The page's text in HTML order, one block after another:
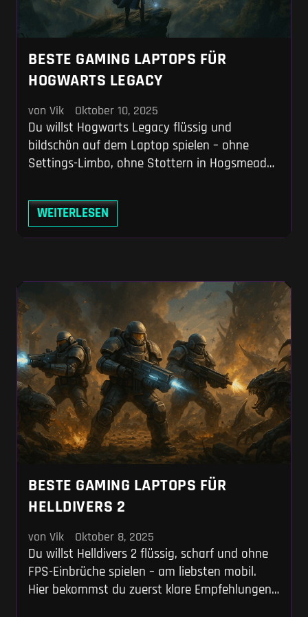
BESTE GAMING LAPTOPS FÜR
HOGWARTS LEGACY
von Vik Oktober 10, 2025
Du willst Hogwarts Legacy flüssig und
bildschön auf dem Laptop spielen – ohne
Settings-Limbo, ohne Stottern in Hogsmeade.
praxisnahe Settings-Tipps und die kurze
Abkürzung zu deinem perfekten Gerät. Kurz:
weniger Tweaken, mehr Zaubern. Wenn du
WEITERLESEN
BESTE GAMING LAPTOPS FÜR
HELLDIVERS 2
von Vik Oktober 8, 2025
Du willst Helldivers 2 flüssig, scharf und ohne
FPS-Einbrüche spielen – am liebsten mobil.
Hier bekommst du zuerst klare Empfehlungen,